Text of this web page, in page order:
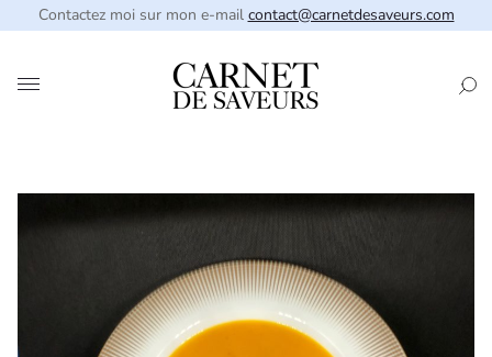
Contactez moi sur mon e-mail contact@carnetdesaveurs.com